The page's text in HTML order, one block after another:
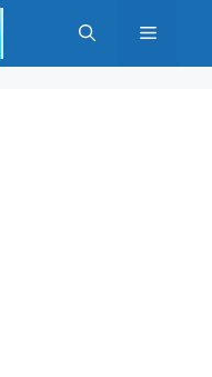
Menú